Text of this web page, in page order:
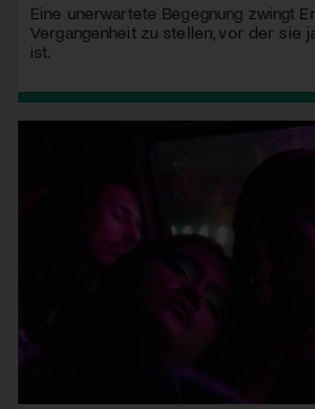
Eine unerwartete Begegnung zwingt
Vergangenheit zu stellen, vor der sie
ist.